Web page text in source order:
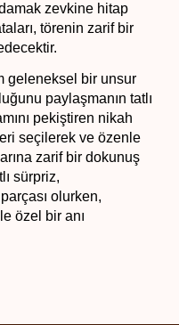
zevkine hitap
törenin zarif bir
geleneksel bir unsur
paylaşmanın tatlı
pekiştiren nikah
seçilerek ve özenle
zarif bir dokunuş
sürpriz,
olurken,
özel bir anı